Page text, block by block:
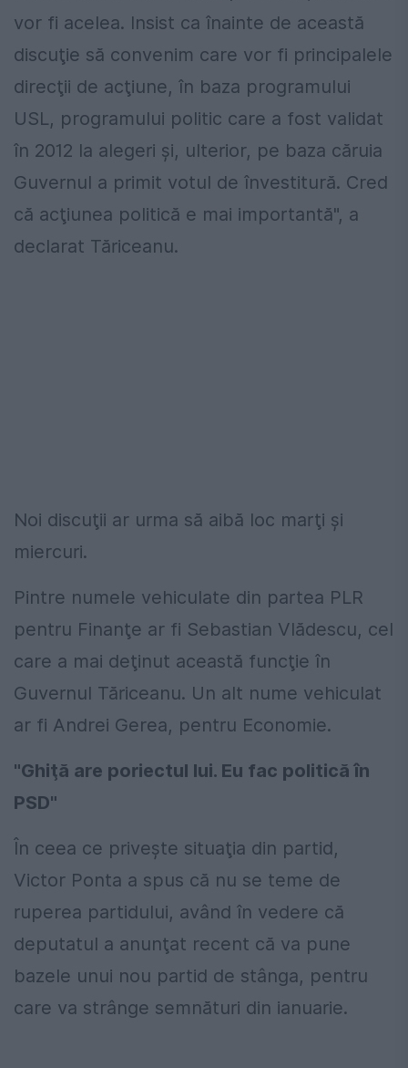
vor fi acelea. Insist ca înainte de această
discuţie să convenim care vor fi principalele
direcţii de acţiune, în baza programului
USL, programului politic care a fost validat
în 2012 la alegeri şi, ulterior, pe baza căruia
Guvernul a primit votul de învestitură. Cred
că acţiunea politică e mai importantă", a
declarat Tăriceanu.
Noi discuţii ar urma să aibă loc marţi şi
miercuri.
Pintre numele vehiculate din partea PLR
pentru Finanţe ar fi Sebastian Vlădescu, cel
care a mai deţinut această funcţie în
Guvernul Tăriceanu. Un alt nume vehiculat
ar fi Andrei Gerea, pentru Economie.
"Ghiţă are poriectul lui. Eu fac politică în
PSD"
În ceea ce priveşte situaţia din partid,
Victor Ponta a spus că nu se teme de
ruperea partidului, având în vedere că
deputatul a anunţat recent că va pune
bazele unui nou partid de stânga, pentru
care va strânge semnături din ianuarie.